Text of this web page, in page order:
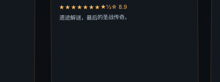
★★★★★★★★½☆ 8.9
遗迹解谜，最后的圣战传奇。